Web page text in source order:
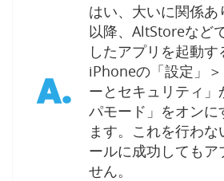
A.
はい、大いに関係あ
以降、AltStoreなど
したアプリを起動す
iPhoneの「設定」
ーとセキュリティ」
パモード」をオンに
ます。これを行わな
ールに成功してもア
せん。